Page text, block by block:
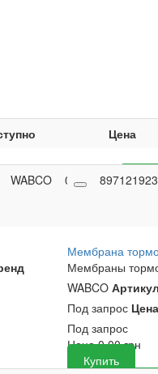
Цена
WABCO 0
0,00
Мембрана
Мембраны
WABCOАртикул
Под запрос Цена
Под запрос
Цена 0,00грн
Купить